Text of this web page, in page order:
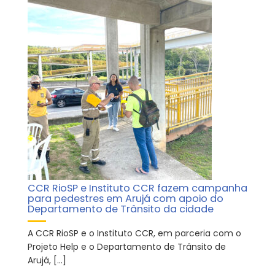
CCR RioSP e Instituto CCR fazem campanha
para pedestres em Arujá com apoio do
Departamento de Trânsito da cidade
A CCR RioSP e o Instituto CCR, em parceria com o
Projeto Help e o Departamento de Trânsito de
Arujá, […]